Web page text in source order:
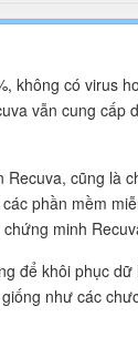
không có virus
vẫn cung
cũng là
phần mềm
minh
để khôi phục
như các